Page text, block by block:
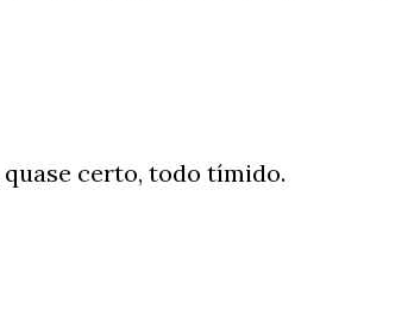
certo, todo tímido.